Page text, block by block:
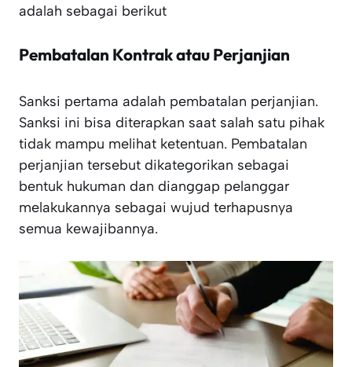
adalah sebagai berikut
Pembatalan Kontrak atau Perjanjian
Sanksi pertama adalah pembatalan perjanjian.
Sanksi ini bisa diterapkan saat salah satu pihak
tidak mampu melihat ketentuan. Pembatalan
perjanjian tersebut dikategorikan sebagai
bentuk hukuman dan dianggap pelanggar
melakukannya sebagai wujud terhapusnya
semua kewajibannya.